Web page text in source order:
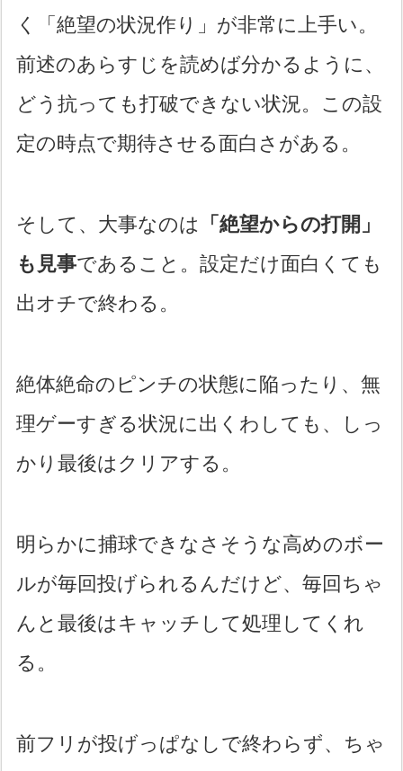
く「絶望の状況作り」が非常に上手い。
前述のあらすじを読めば分かるように、
どう抗っても打破できない状況。この設
定の時点で期待させる面白さがある。
そして、大事なのは
「絶望からの打開」
も見事であること。設定だけ面白くても
出オチで終わる。
絶体絶命のピンチの状態に陥ったり、無
理ゲーすぎる状況に出くわしても、しっ
かり最後はクリアする。
明らかに捕球できなさそうな高めのボー
ルが毎回投げられるんだけど、毎回ちゃ
んと最後はキャッチして処理してくれ
る。
前フリが投げっぱなしで終わらず、ちゃ